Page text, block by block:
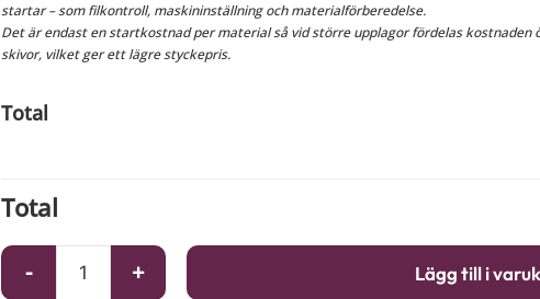
startar – som filkontroll, maskininställning och materialförberedelse.
Det är endast en startkostnad per material så vid större upplagor fördelas kostnaden
skivor, vilket ger ett lägre styckepris.
Total
Total
-
Skylt
+ Lägg till i